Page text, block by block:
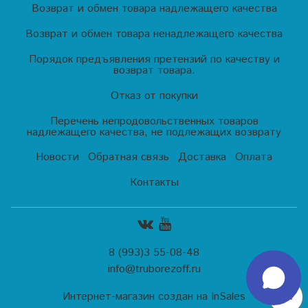
Возврат и обмен товара надлежащего качества
Возврат и обмен товара ненадлежащего качества
Порядок предъявления претензий по качеству и
возврат товара.
Отказ от покупки
Перечень непродовольственных товаров
надлежащего качества, не подлежащих возврату
Новости
Обратная связь Доставка
Оплата
Контакты
8 (993)3 55-08-48
info@truborezoff.ru
Интернет-магазин создан на InSales